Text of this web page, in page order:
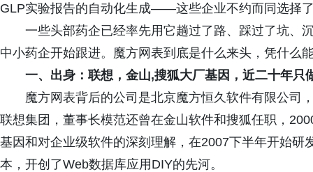
GLP实验报告的自动化生成——这些企业不约而同选择
一些头部药企已经率先用它趟过了路、踩过了坑、
中小药企开始跟进。魔方网表到底是什么来头，凭什么
一、出身：联想 ，金山,搜狐大厂基因，近二十年只
魔方网表背后的公司是北京魔方恒久软件有限公司
联想集团，董事长模范还曾在金山软件和搜狐任职，
基因和对企业级软件的深刻理解，在2007下半年开始
本，开创了Web数据库应用DIY的先河。